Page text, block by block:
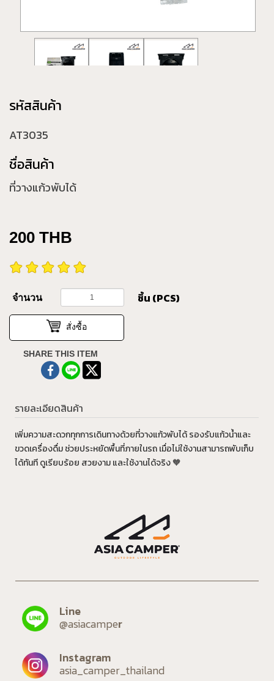
รหัสสินค้า
AT3035
ชื่อสินค้า
ที่วางแก้วพับได้
200 THB
จำนวน ชิ้น (PCS)
สั่งซื้อ
SHARE THIS ITEM
รายละเอียดสินค้า
เพิ่มความสะดวกทุกการเดินทางด้วยที่วางแก้วพับได้ รองรับแก้วน้ำและ
ขวดเครื่องดื่ม ช่วยประหยัดพื้นที่ภายในรถ เมื่อไม่ใช้งานสามารถพับเก็บ
ได้ทันที ดูเรียบร้อย สวยงาม และใช้งานได้จริง 🧡
Line
@asiacampe r
Instagram
asia_camper_thailand